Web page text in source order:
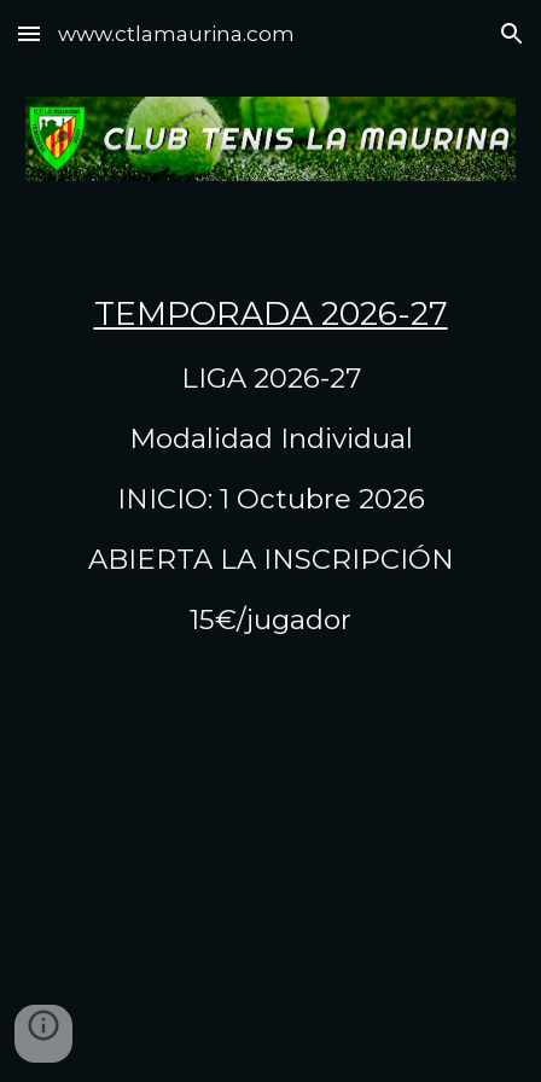
Skip to main content Skip to navigation
www.ctlamaurina.com
TEMPORADA 2026-27
LIGA 2026-27
Modalidad Individual
INICIO: 1 Octubre 2026
ABIERTA LA INSCRIPCIÓN
15€/jugador